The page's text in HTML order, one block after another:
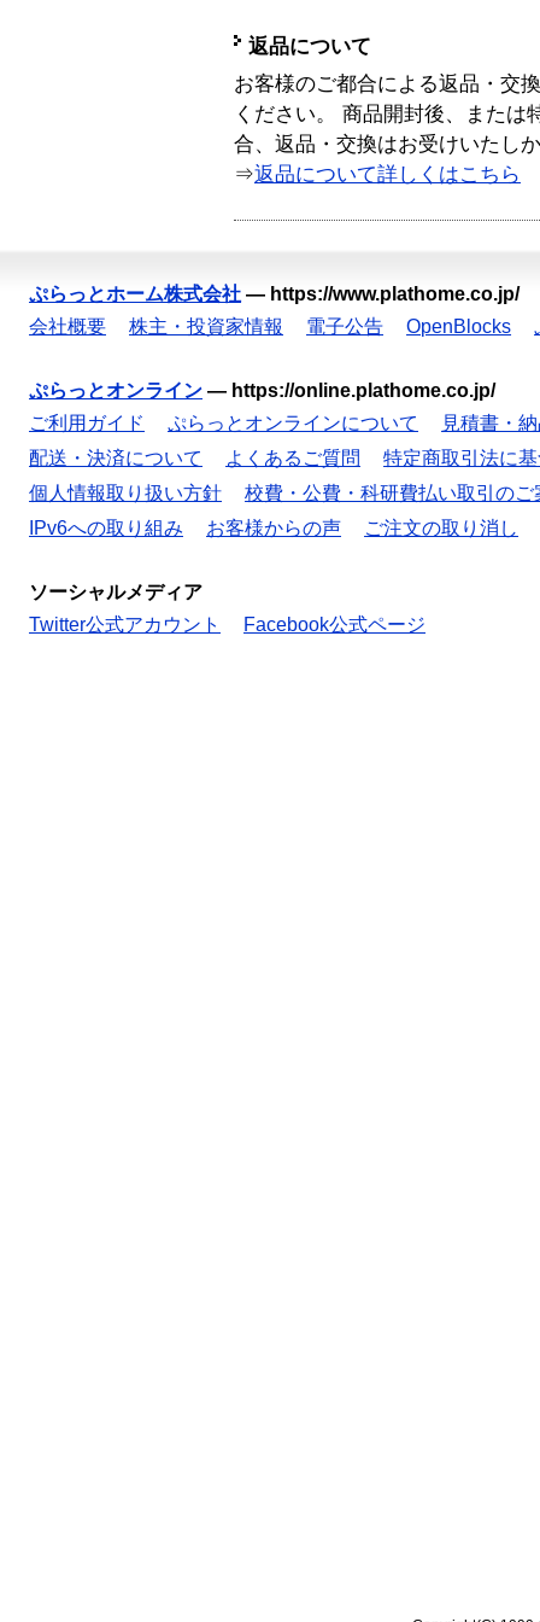
返品について
お客様のご都合による返品・交
ください。 商品開封後、または
合、返品・交換はお受けいたし
⇒返品について詳しくはこちら
ぷらっとホーム株式会社 — https://www.plathome.co.jp/
会社概要
株主・投資家情報 電子公告 OpenBlocks
ぷらっとオンライン — https://online.plathome.co.jp/
ご利用ガイド
ぷらっとオンラインについて
見積書・
配送・決済について
よくあるご質問
特定商取引法に
個人情報取り扱い方針
校費・公費・科研費払い取引のご
IPv6への取り組み
お客様からの声 ご注文の取り消し
ソーシャルメディア
Twitter公式アカウント
Facebook公式ページ